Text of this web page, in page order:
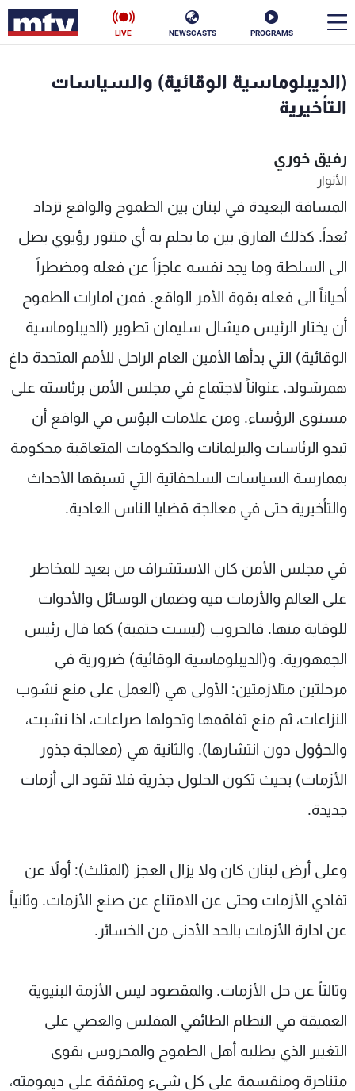
PROGRAMS
NEWSCASTS
LIVE
(الديبلوماسية الوقائية) والسياسات
التأخيرية
رفيق خوري
الأنوار
المسافة البعيدة في لبنان بين الطموح والواقع تزداد
بُعداً. كذلك الفارق بين ما يحلم به أي متنور رؤيوي يصل
الى السلطة وما يجد نفسه عاجزاً عن فعله ومضطراً
أحياناً الى فعله بقوة الأمر الواقع. فمن امارات الطموح
أن يختار الرئيس ميشال سليمان تطوير (الديبلوماسية
الوقائية) التي بدأها الأمين العام الراحل للأمم المتحدة داغ
همرشولد، عنواناً لاجتماع في مجلس الأمن برئاسته على
مستوى الرؤساء. ومن علامات البؤس في الواقع أن
تبدو الرئاسات والبرلمانات والحكومات المتعاقبة محكومة
بممارسة السياسات السلحفاتية التي تسبقها الأحداث
والتأخيرية حتى في معالجة قضايا الناس العادية.
في مجلس الأمن كان الاستشراف من بعيد للمخاطر
على العالم والأزمات فيه وضمان الوسائل والأدوات
للوقاية منها. فالحروب (ليست حتمية) كما قال رئيس
الجمهورية. و(الديبلوماسية الوقائية) ضرورية في
مرحلتين متلازمتين: الأولى هي (العمل على منع نشوب
النزاعات، ثم منع تفاقمها وتحولها صراعات، اذا نشبت،
والحؤول دون انتشارها). والثانية هي (معالجة جذور
الأزمات) بحيث تكون الحلول جذرية فلا تقود الى أزمات
جديدة.
وعلى أرض لبنان كان ولا يزال العجز (المثلث): أولاً عن
تفادي الأزمات وحتى عن الامتناع عن صنع الأزمات. وثانياً
عن ادارة الأزمات بالحد الأدنى من الخسائر.
وثالثاً عن حل الأزمات. والمقصود ليس الأزمة البنيوية
العميقة في النظام الطائفي المفلس والعصي على
التغيير الذي يطلبه أهل الطموح والمحروس بقوى
متناحرة ومنقسمة على كل شيء ومتفقة على ديمومته،
en
الأخبار
إقتصاد
رياضة
البرامج
جدول البرامج
شاهد البرامج
الترددات
عن MTV
لاعلاناتكم
وظائف
شروط الإسـتخدام